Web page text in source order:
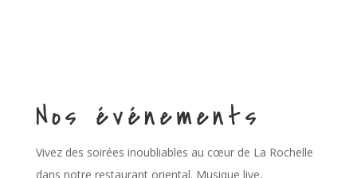
Nos événements
Vivez des soirées inoubliables au cœur de La Rochelle
dans notre restaurant oriental. Musique live,